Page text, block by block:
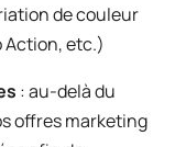
de couleur
Action, etc.)
: au-delà du
offres marketing